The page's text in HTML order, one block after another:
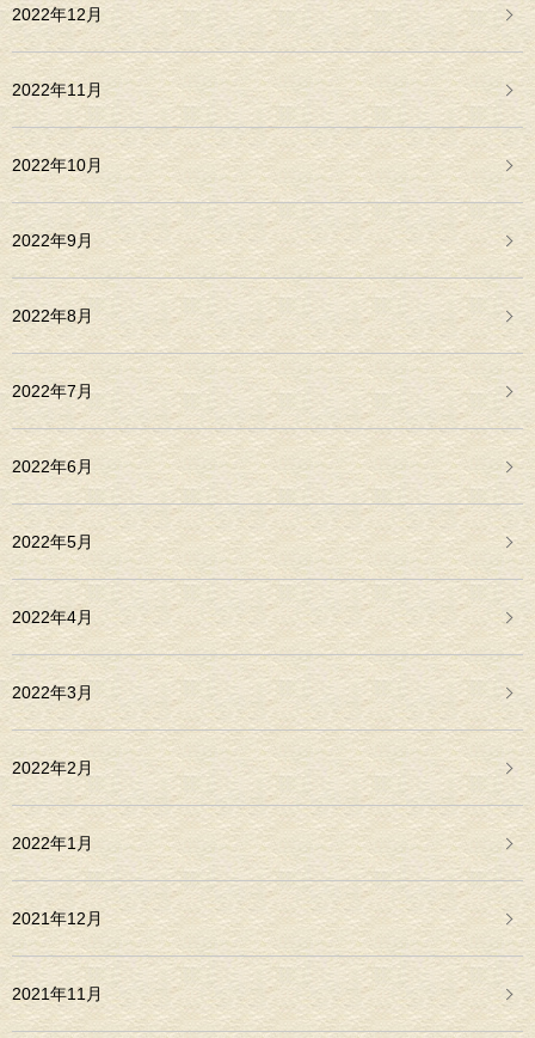
2022年12月
2022年11月
2022年10月
2022年9月
2022年8月
2022年7月
2022年6月
2022年5月
2022年4月
2022年3月
2022年2月
2022年1月
2021年12月
2021年11月